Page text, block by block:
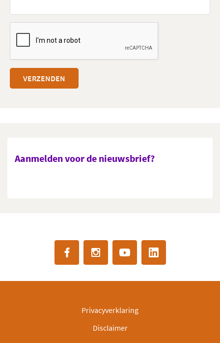
VERZENDEN
Aanmelden voor de nieuwsbrief?
Privacyverklaring
Disclaimer